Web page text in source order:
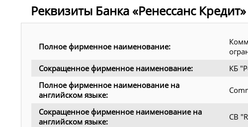
Реквизиты Банка «Ренессанс Кредит»
Полное фирменное наименование:
Сокращенное фирменное наименование:
КБ
Полное фирменное наименование на
английском языке:
Сокращенное фирменное наименование на
английском языке:
CB